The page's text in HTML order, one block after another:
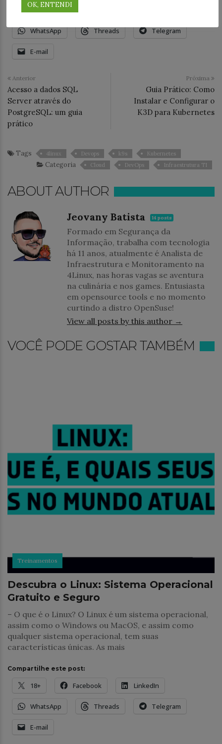
18+
WhatsApp Threads Telegram
E-mail
Anterior
Acesso a dados SQL
Server através do
PostgreSQL: um guia
prático
Próxima
Guia Prático: Como
Instalar e Configurar o
K3D para Kubernetes
Tags 4linux Devops k9s Kubernetes
Categoria Cloud DevOps Infraestrutura TI
ABOUT AUTHOR
Jeovany Batista 14 posts
Formado em Segurança da
Informação, trabalha com tecnologia
há 11 anos, atualmente é Analista de
Infraestrutura e Monitoramento na
4Linux, nas horas vagas se aventura
na culinária e nos games. Entusiasta
em opensource tools e no momento
curtindo a distro OpenSuse!
View all posts by this author →
VOCÊ PODE GOSTAR TAMBÉM
Treinamentos
Descubra o Linux: Sistema Operacional
Gratuito e Seguro
– O que é o Linux? O Linux é um sistema operacional,
assim como o Windows ou MacOS, e assim como
qualquer sistema operacional, tem suas
características únicas. As mais
Compartilhe este post:
18+ Facebook LinkedIn
WhatsApp Threads Telegram
E-mail
OK, ENTENDI